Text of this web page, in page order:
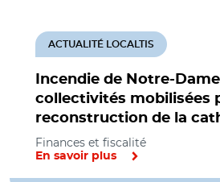
Incendie de Notre-
collectivités mobilisées
reconstruction de la
ACTUALITÉ LOCALTIS
Finances et fiscalité
En savoir plus